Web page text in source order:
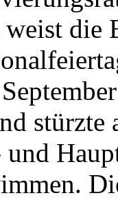
die